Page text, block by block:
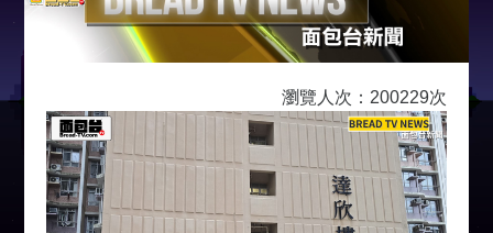
瀏覽人次：200229次